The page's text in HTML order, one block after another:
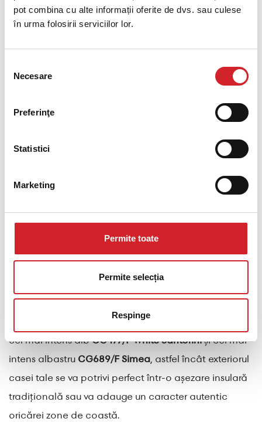
pot combina cu alte informații oferite de dvs. sau culese
în urma folosirii serviciilor lor.
consimțământului
Necesare
Preferinţe
Statistici
Marketing
Permite toate
Permite selecția
Respinge
Casa de lângă mare
Schema de culori în două tonuri care domină
arhitectura Mării Egee, servind drept emblemă
globală a țării noastre, are o gamă de tonalități
Colecția Colours of Greece
cel mai intens albCG477/F White Santoriniși cel mai
intens albastru CG689/F Simea, astfel încât exteriorul
casei tale se va potrivi perfect într-o așezare insulară
tradițională sau va adauge un caracter autentic
oricărei zone de coastă.